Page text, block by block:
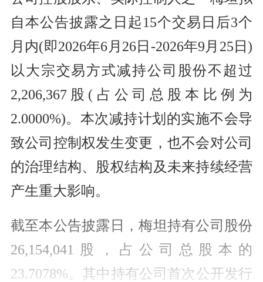
自本公告披露之日起15个交易日后3个
月内(即2026年6月26日-2026年9月25日)
以大宗交易方式减持公司股份不超过
2,206,367股(占公司总股本比例为
2.0000%)。本次减持计划的实施不会导
致公司控制权发生变更，也不会对公司
的治理结构、股权结构及未来持续经营
产生重大影响。
截至本公告披露日，梅坦持有公司股份
26,154,041股，占公司总股本的
23.7078%。其中持有公司首次公开发行